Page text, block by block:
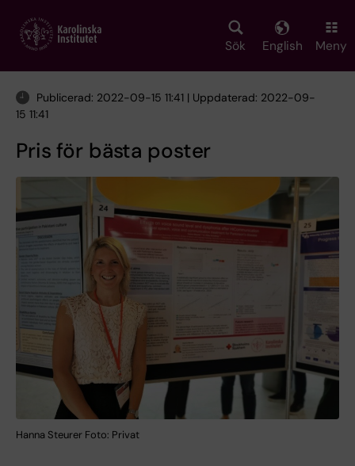
main
Sök English Meny
Publicerad: 2022-09-15 11:41 | Uppdaterad: 2022-09-
15 11:41
Pris för bästa poster
Hanna Steurer Foto: Privat